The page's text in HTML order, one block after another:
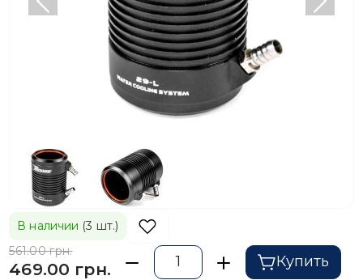
Предыдущий
В наличии (3 шт.)
561.00 грн.
469.00 грн. Купить